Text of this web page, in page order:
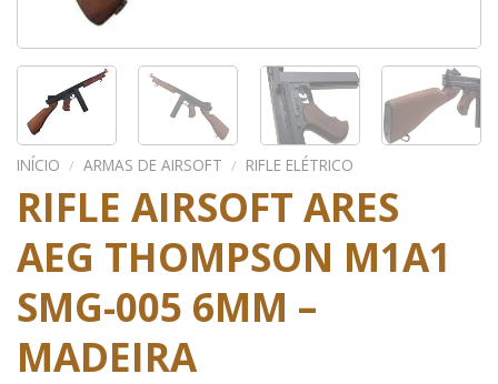
INÍCIO / ARMAS DE AIRSOFT / RIFLE ELÉTRICO
RIFLE AIRSOFT ARES
AEG THOMPSON M1A1
SMG-005 6MM –
MADEIRA